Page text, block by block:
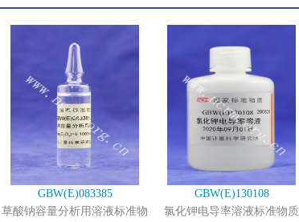
GBW(E)083385
草酸钠容量分析用溶液标准物
GBW(E)130108
氯化钾电导率溶液标准物质